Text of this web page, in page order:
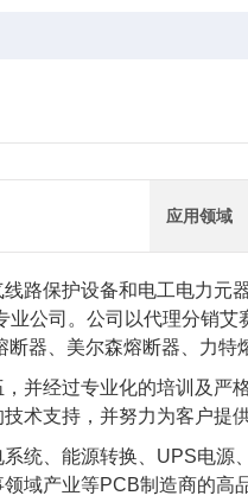
应用领域
路保护设备和电工电力元
业公司。公司以代理分销
器、美尔森熔断器、力特
并经过专业化的培训及严
术支持，并努力为客户提
统、能源转换、UPS电
域产业等PCB制造商的